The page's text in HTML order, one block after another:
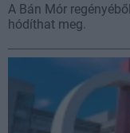
A Bán Mór
hódíthat meg.